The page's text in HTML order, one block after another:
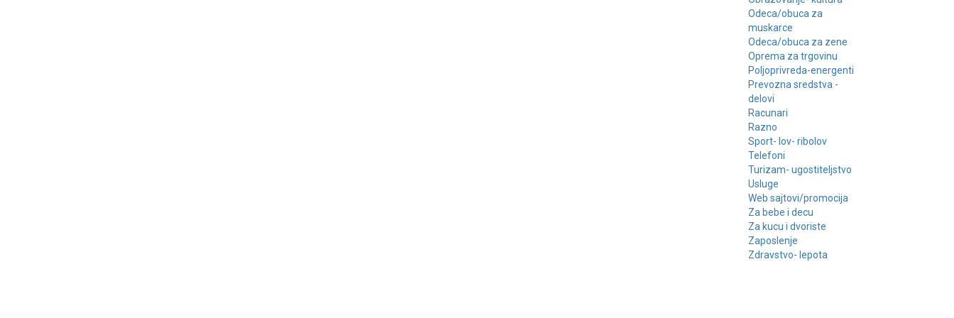
Odeca/obuca za
muskarce
Odeca/obuca za zene
Oprema za trgovinu
Poljoprivreda-energenti
Prevozna sredstva -
delovi
Racunari
Razno
Sport- lov- ribolov
Telefoni
Turizam- ugostiteljstvo
Usluge
Web sajtovi/promocija
Za bebe i decu
Za kucu i dvoriste
Zaposlenje
Zdravstvo- lepota